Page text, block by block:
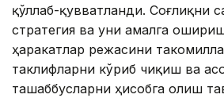
қўллаб-қувватланди. Соғлиқни
стратегия ва уни амалга
ҳаракатлар режасини
таклифларни кўриб чиқиш ва
ташаббусларни ҳисобга олиш